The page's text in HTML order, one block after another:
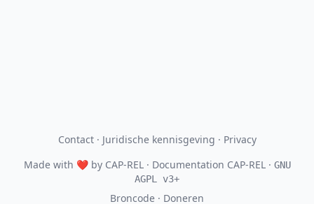
Contact· Juridische kennisgeving · Privacy
Made with ❤by CAP-REL· Documentation CAP-REL · GNU
AGPL v3+
Broncode · Doneren